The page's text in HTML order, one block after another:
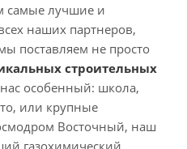
самые лучшие и
наших партнеров,
поставляем не просто
строительных
особенный: школа,
или крупные
Восточный, наш